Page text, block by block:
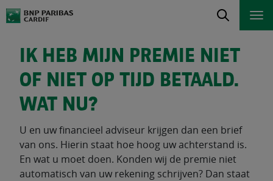
IK HEB MIJN PREMIE NIET
OF NIET OP TIJD BETAALD.
WAT NU?
U en uw financieel adviseur krijgen dan een brief
van ons. Hierin staat hoe hoog uw achterstand is.
En wat u moet doen. Konden wij de premie niet
automatisch van uw rekening schrijven? Dan staat